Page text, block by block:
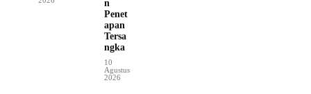
n
Penet
apan
Tersa
ngka
10
Agustus
2026